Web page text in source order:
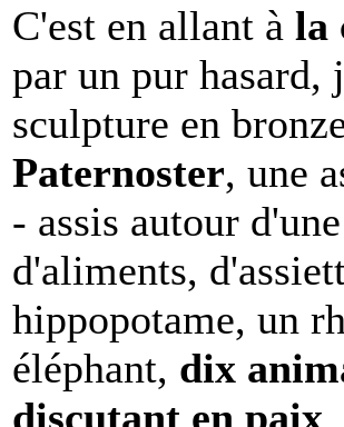
C'est en allant à la
par un pur hasard,
sculpture en
Paternoster, une
- assis autour
d'aliments,
hippopotame, un
éléphant, dix
discutant en paix.